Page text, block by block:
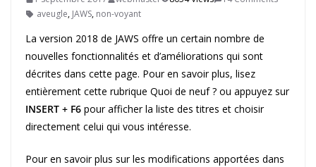
aveugle, JAWS, non-voyant
La version 2018 de JAWS offre un certain nombre de
nouvelles fonctionnalités et d’améliorations qui sont
décrites dans cette page. Pour en savoir plus, lisez
entièrement cette rubrique Quoi de neuf ? ou appuyez sur
INSERT + F6 pour afficher la liste des titres et choisir
directement celui qui vous intéresse.
Pour en savoir plus sur les modifications apportées dans